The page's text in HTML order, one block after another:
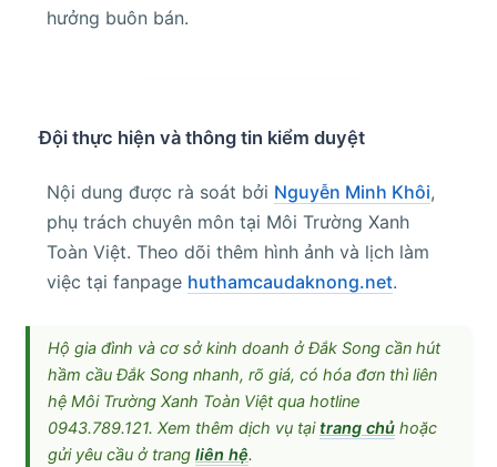
hưởng buôn bán.
Đội thực hiện và thông tin kiểm duyệt
Nội dung được rà soát bởi Nguyễn Minh Khôi,
phụ trách chuyên môn tại Môi Trường Xanh
Toàn Việt. Theo dõi thêm hình ảnh và lịch làm
việc tại fanpage huthamcaudaknong.net.
Hộ gia đình và cơ sở kinh doanh ở Đắk Song cần hút
hầm cầu Đắk Song nhanh, rõ giá, có hóa đơn thì liên
hệ Môi Trường Xanh Toàn Việt qua hotline
0943.789.121. Xem thêm dịch vụ tại trang chủ hoặc
gửi yêu cầu ở trang liên hệ.